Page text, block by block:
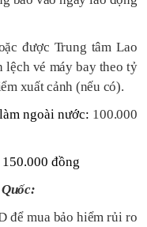
được Trung tâm Lao
lệch vé máy bay theo tỷ
xuất cảnh (nếu có).
ngoài nước: 100.000
đồng
để mua bảo hiểm rủi ro